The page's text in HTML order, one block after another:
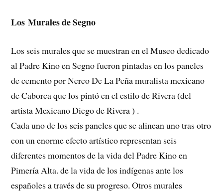
Los Murales de Segno
Los seis murales que se muestran en el Museo dedicado
al Padre Kino en Segno fueron pintadas en los paneles
de cemento por Nereo De La Peña muralista mexicano
de Caborca ​​que los pintó en el estilo de Rivera (del
artista Mexicano Diego de Rivera ) .
Cada uno de los seis paneles que se alinean uno tras otro
con un enorme efecto artístico representan seis
diferentes momentos de la vida del Padre Kino en
Pimería Alta. de la vida de los indígenas ante los
españoles a través de su progreso. Otros murales